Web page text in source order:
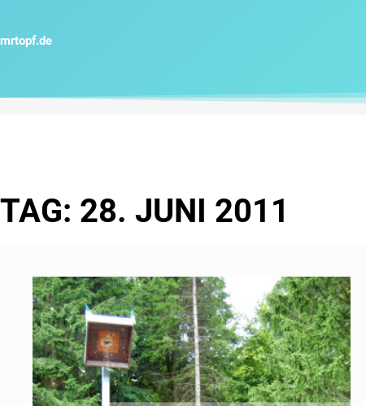
springen
mrtopf.de
TAG: 28. JUNI 2011